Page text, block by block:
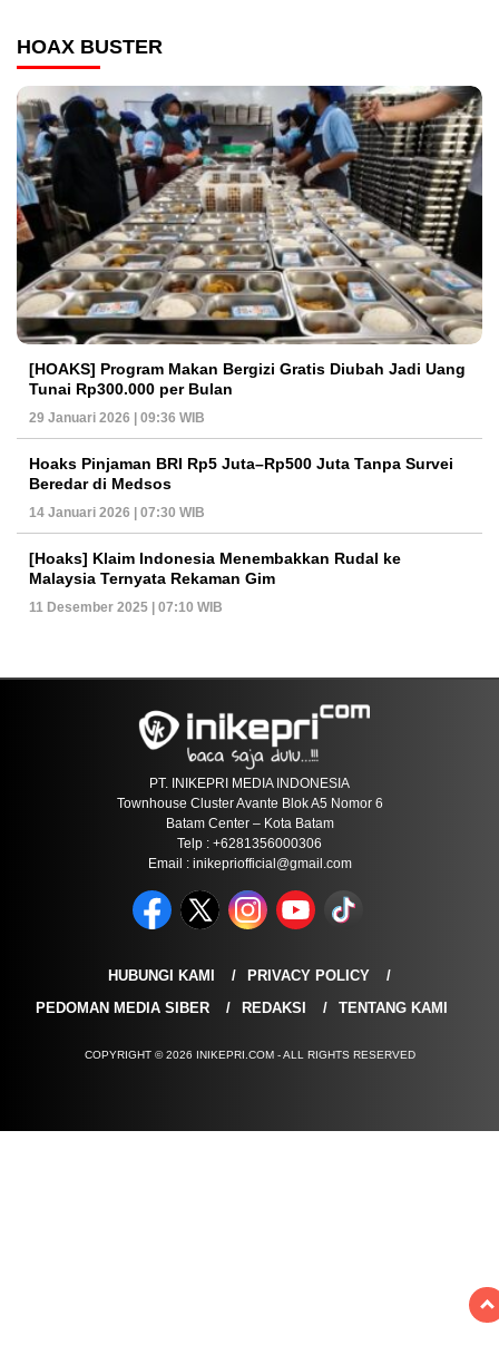
HOAX BUSTER
[HOAKS] Program Makan Bergizi Gratis Diubah Jadi Uang
Tunai Rp300.000 per Bulan
29 Januari 2026 | 09:36 WIB
Hoaks Pinjaman BRI Rp5 Juta–Rp500 Juta Tanpa Survei
Beredar di Medsos
14 Januari 2026 | 07:30 WIB
[Hoaks] Klaim Indonesia Menembakkan Rudal ke
Malaysia Ternyata Rekaman Gim
11 Desember 2025 | 07:10 WIB
PT. INIKEPRI MEDIA INDONESIA
Townhouse Cluster Avante Blok A5 Nomor 6
Batam Center – Kota Batam
Telp : +6281356000306
Email : inikepriofficial@gmail.com
HUBUNGI KAMI
PRIVACY POLICY
PEDOMAN MEDIA SIBER
REDAKSI TENTANG KAMI
COPYRIGHT © 2026 INIKEPRI.COM - ALL RIGHTS RESERVED